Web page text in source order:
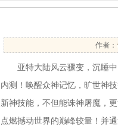
作者：
亚特大陆风云骤变，沉睡中
内测！唤醒众神记忆，旷世神
新神技能，不但能诛神屠魔，
点燃撼动世界的巅峰较量！并